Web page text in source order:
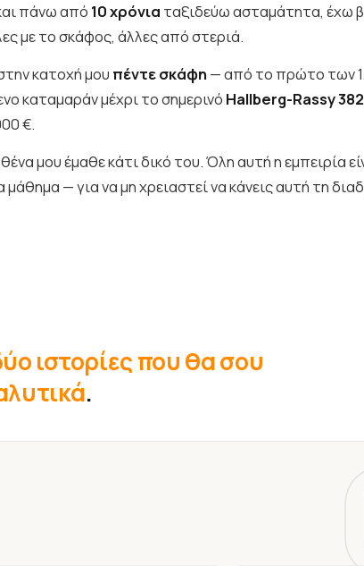
πάνω από 10 χρόνια ταξιδεύω ασταμάτητα, έχω
με το σκάφος, άλλες από στεριά.
κατοχή μου πέντε σκάφη— από το πρώτο των
καταμαράν μέχρι το σημερινό Hallberg-Rassy 382
€.
μου έμαθε κάτι δικό του. Όλη αυτή η εμπειρία
μάθημα — για να μη χρειαστεί να κάνεις αυτή τη
ιστορίες που θα σου
.